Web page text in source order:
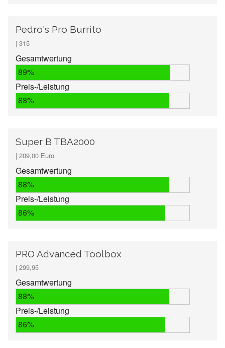
Pedro's Pro Burrito
| 315
Gesamtwertung
89%
Preis-/Leistung
88%
Super B TBA2000
| 209,00 Euro
Gesamtwertung
88%
Preis-/Leistung
86%
PRO Advanced Toolbox
| 299,95
Gesamtwertung
88%
Preis-/Leistung
86%